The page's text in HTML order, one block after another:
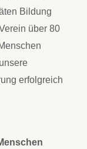
Bildung
über 80
erfolgreich